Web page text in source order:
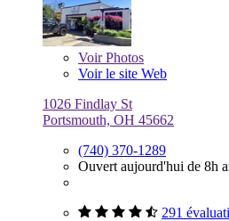
VoirPhotos
Voir le site Web
1026 Findlay St
Portsmouth, OH 45662
(740) 370-1289
Ouvert aujourd'hui de 8h
291